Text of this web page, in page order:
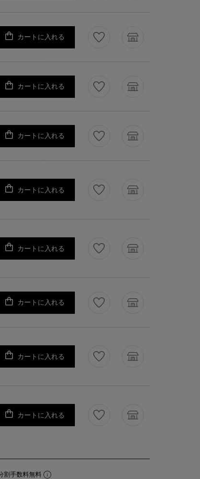
カートに入れる
カートに入れる
カートに入れる
カートに入れる
カートに入れる
カートに入れる
カートに入れる
カートに入れる
割手数料無料